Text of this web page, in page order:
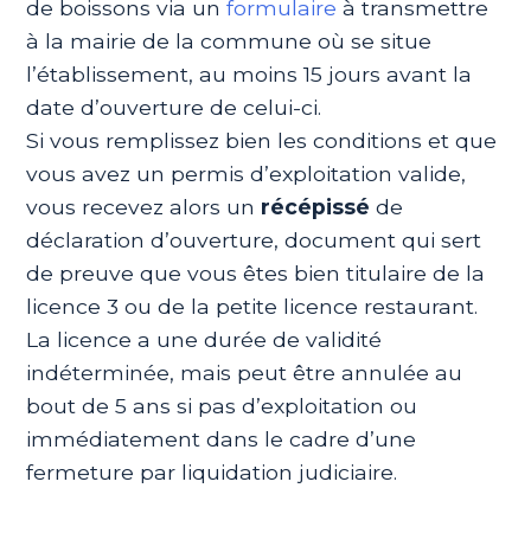
de boissons via unformulaire à transmettre
à la mairie de la commune où se situe
l’établissement, au moins 15 jours avant la
date d’ouverture de celui-ci.
Si vous remplissez bien les conditions et que
vous avez un permis d’exploitation valide,
vous recevez alors un récépissé de
déclaration d’ouverture, document qui sert
de preuve que vous êtes bien titulaire de la
licence 3 ou de la petite licence restaurant.
La licence a une durée de validité
indéterminée, mais peut être annulée au
bout de 5 ans si pas d’exploitation ou
immédiatement dans le cadre d’une
fermeture par liquidation judiciaire.